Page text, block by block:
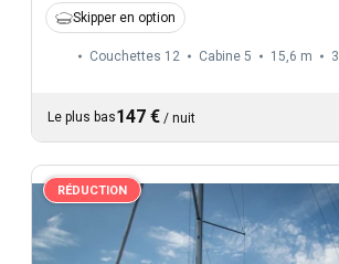
Skipper en option
Couchettes 12 Cabine 5 15,6 m 3
Le plus bas147 € / nuit
RÉDUCTION